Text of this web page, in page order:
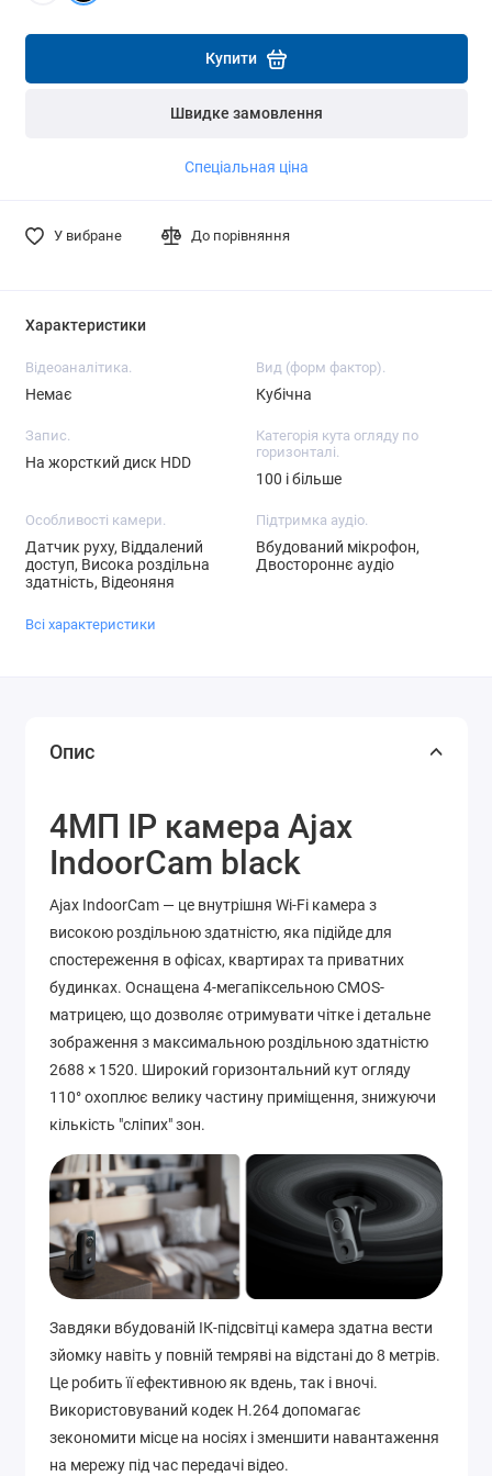
Купити
Швидке замовлення
Спеціальная ціна
У вибране До порівняння
Характеристики
Відеоаналітика.
Немає
Вид (форм фактор).
Кубічна
Запис.
На жорсткий диск HDD
Категорія кута огляду по
горизонталі.
100 і більше
Особливості камери.
Датчик руху, Віддалений
доступ, Висока роздільна
здатність, Відеоняня
Підтримка аудіо.
Вбудований мікрофон,
Двостороннє аудіо
Всі характеристики
Опис
4МП IP камера Ajax
IndoorCam black
Ajax IndoorCam — це внутрішня Wi-Fi камера з
високою роздільною здатністю, яка підійде для
спостереження в офісах, квартирах та приватних
будинках. Оснащена 4-мегапіксельною CMOS-
матрицею, що дозволяє отримувати чітке і детальне
зображення з максимальною роздільною здатністю
2688 × 1520. Широкий горизонтальний кут огляду
110° охоплює велику частину приміщення, знижуючи
кількість "сліпих" зон.
Завдяки вбудованій ІК-підсвітці камера здатна вести
зйомку навіть у повній темряві на відстані до 8 метрів.
Це робить її ефективною як вдень, так і вночі.
Використовуваний кодек H.264 допомагає
зекономити місце на носіях і зменшити навантаження
на мережу під час передачі відео.